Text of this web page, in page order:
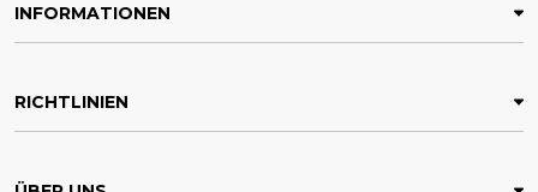
INFORMATIONEN
RICHTLINIEN